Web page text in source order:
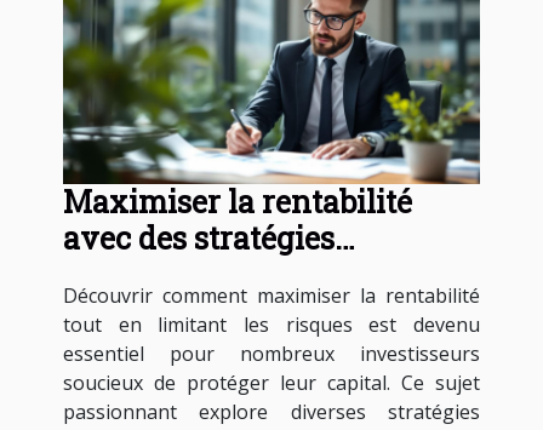
Maximiser la rentabilité
avec des stratégies
Découvrir comment maximiser la rentabilité
tout en limitant les risques est devenu
essentiel pour nombreux investisseurs
soucieux de protéger leur capital. Ce sujet
passionnant explore diverses stratégies